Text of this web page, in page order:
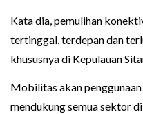
Kata dia, pemulihan
tertinggal, terdepan dan
khususnya di Kepulauan
Mobilitas akan
mendukung semua sektor